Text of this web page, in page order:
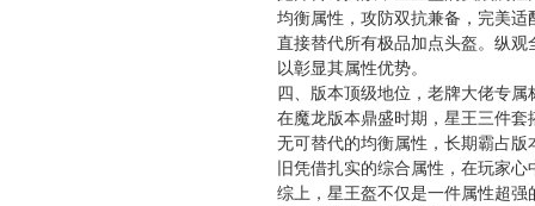
均衡属性，攻防双抗兼备，完美
直接替代所有极品加点头盔。纵
以彰显其属性优势。
四、版本顶级地位，老牌大佬专属
在魔龙版本鼎盛时期，星王三件
无可替代的均衡属性，长期霸占
旧凭借扎实的综合属性，在玩家
综上，星王盔不仅是一件属性超